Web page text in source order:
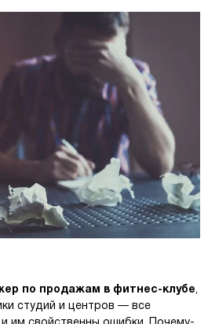
по продажам в фитнес-клубе,
студий и центров — все